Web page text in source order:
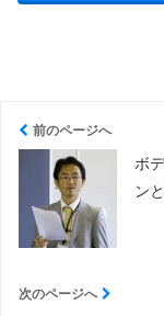
前のページへ
ボ
ン
次のページへ